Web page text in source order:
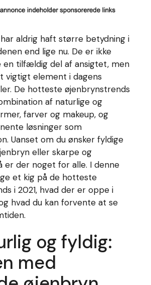
aldrig haft større betydning i
end lige nu. De er ikke
tilfældig del af ansigtet, men
vigtigt element i dagens
De hotteste øjenbrynstrends
af naturlige og
farver og makeup, og
løsninger som
Uanset om du ønsker fyldige
eller skarpe og
er der noget for alle. I denne
et kig på de hotteste
i 2021, hvad der er oppe i
hvad du kan forvente at se
og fyldig:
med